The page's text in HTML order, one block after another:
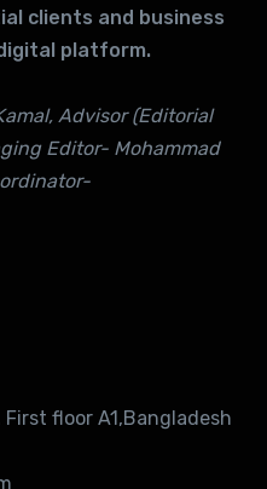
clients and business
platform.
Advisor (Editorial
Editor- Mohammad
floor A1,Bangladesh